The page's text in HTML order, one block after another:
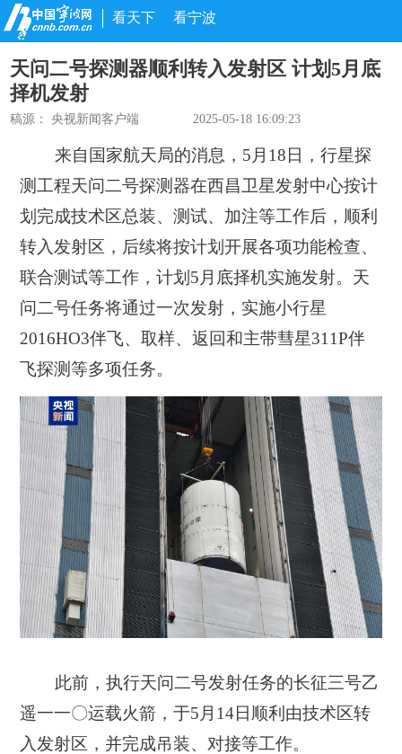
看天下 看宁波
天问二号探测器顺利转入发射区 计划5月底
择机发射
稿源： 央视新闻客户端 2025-05-18 16:09:23
来自国家航天局的消息，5月18日，行星探
测工程天问二号探测器在西昌卫星发射中心按计
划完成技术区总装、测试、加注等工作后，顺利
转入发射区，后续将按计划开展各项功能检查、
联合测试等工作，计划5月底择机实施发射。天
问二号任务将通过一次发射，实施小行星
2016HO3伴飞、取样、返回和主带彗星311P伴
飞探测等多项任务。
此前，执行天问二号发射任务的长征三号乙
遥一一〇运载火箭，于5月14日顺利由技术区转
入发射区，并完成吊装、对接等工作。